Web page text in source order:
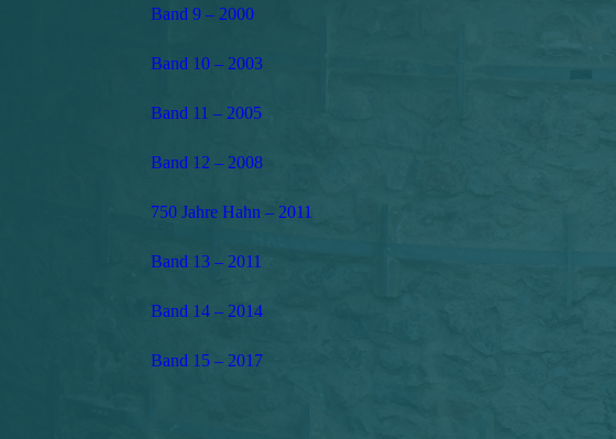
Band 9 – 2000
Band 10 – 2003
Band 11 – 2005
Band 12 – 2008
750 Jahre Hahn – 2011
Band 13 – 2011
Band 14 – 2014
Band 15 – 2017